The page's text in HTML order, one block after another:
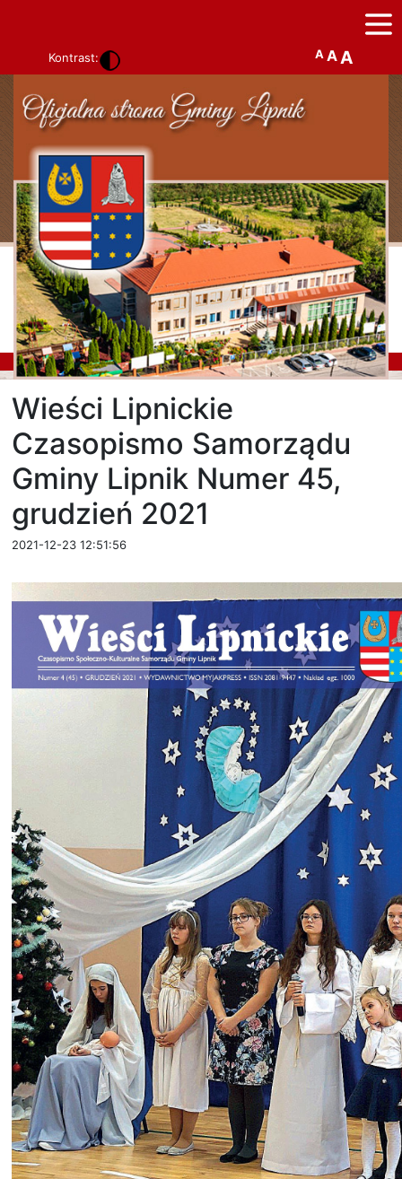
Kontrast: A AA
Wieści Lipnickie
Czasopismo Samorządu
Gminy Lipnik Numer 45,
grudzień 2021
2021-12-23 12:51:56